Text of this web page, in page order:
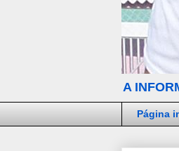
A
Página